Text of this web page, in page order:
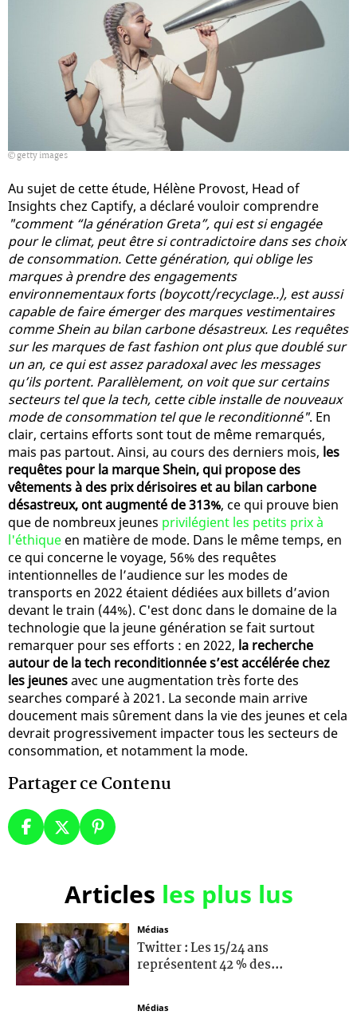
getty images
Au sujet de cette étude, Hélène Provost, Head of
Insights chez Captify, a déclaré vouloir comprendre
"comment “la génération Greta”, qui est si engagée
pour le climat, peut être si contradictoire dans ses choix
de consommation. Cette génération, qui oblige les
marques à prendre des engagements
environnementaux forts (boycott/recyclage..), est aussi
capable de faire émerger des marques vestimentaires
comme Shein au bilan carbone désastreux. Les requêtes
sur les marques de fast fashion ont plus que doublé sur
un an, ce qui est assez paradoxal avec les messages
qu’ils portent. Parallèlement, on voit que sur certains
secteurs tel que la tech, cette cible installe de nouveaux
mode de consommation tel que le reconditionné". En
clair, certains efforts sont tout de même remarqués,
mais pas partout. Ainsi, au cours des derniers mois, les
requêtes pour la marque Shein, qui propose des
vêtements à des prix dérisoires et au bilan carbone
désastreux, ont augmenté de 313%, ce qui prouve bien
que de nombreux jeunes privilégient les petits prix à
l'éthique en matière de mode. Dans le même temps, en
ce qui concerne le voyage, 56% des requêtes
intentionnelles de l’audience sur les modes de
transports en 2022 étaient dédiées aux billets d’avion
devant le train (44%). C'est donc dans le domaine de la
technologie que la jeune génération se fait surtout
remarquer pour ses efforts : en 2022, la recherche
autour de la tech reconditionnée s’est accélérée chez
les jeunesavec une augmentation très forte des
searches comparé à 2021. La seconde main arrive
doucement mais sûrement dans la vie des jeunes et cela
devrait progressivement impacter tous les secteurs de
consommation, et notamment la mode.
Partager ce Contenu
Articles les plus lus
Médias
Twitter : Les 15/24 ans
représentent 42 % des...
Médias